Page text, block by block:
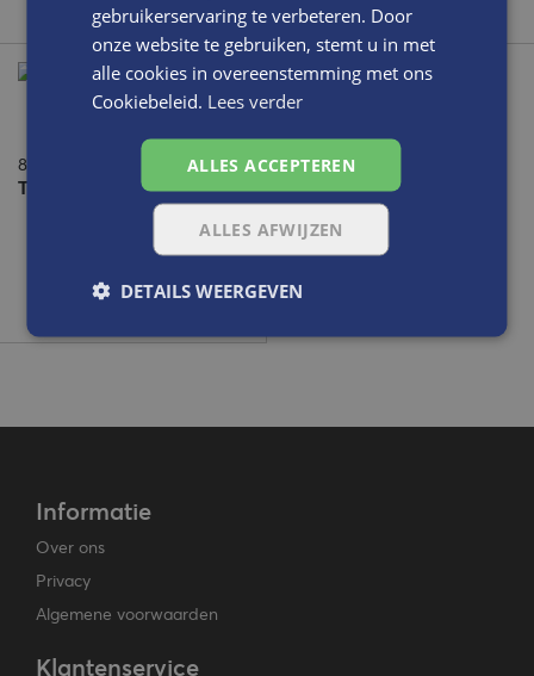
80000006
Tarrago Kleurkaart
Informatie
Over ons
Privacy
Algemene voorwaarden
Klantenservice
gebruikerservaring te verbeteren. Door
onze website te gebruiken, stemt u in met
alle cookies in overeenstemming met ons
Cookiebeleid. Lees verder
ALLES ACCEPTEREN
ALLES AFWIJZEN
DETAILS WEERGEVEN